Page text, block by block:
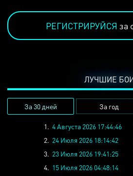
РЕГИСТРИРУЙСЯ за
ЛУЧШИЕ
За 30 дней За год
1. 4 Августа 2026 17:44:46
2. 24 Июля 2026 18:14:42
3. 23 Июля 2026 19:41:25
4. 15 Июля 2026 04:48:14